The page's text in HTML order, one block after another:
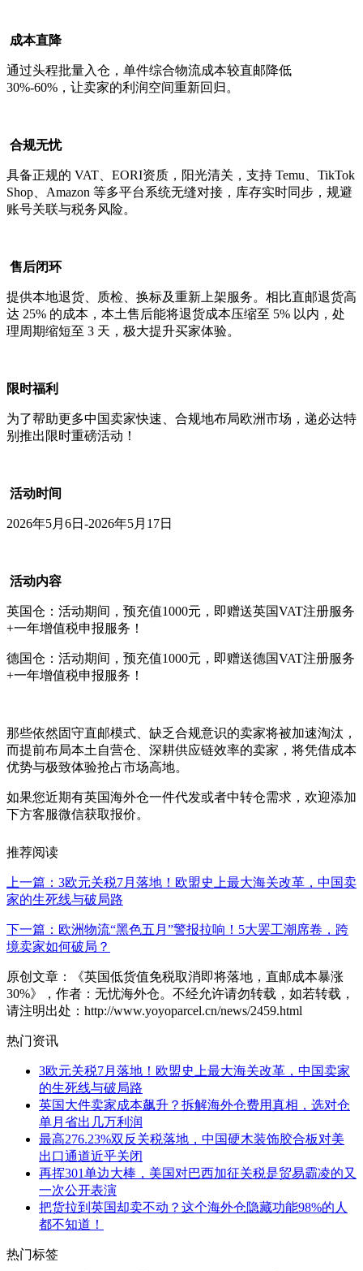
成本直降
通过头程批量入仓，单件综合物流成本较直邮降低
30%-60%，让卖家的利润空间重新回归。
合规无忧
具备正规的 VAT、EORI资质，阳光清关，支持 Temu、TikTok
Shop、Amazon 等多平台系统无缝对接，库存实时同步，规避
账号关联与税务风险。
售后闭环
提供本地退货、质检、换标及重新上架服务。相比直邮退货高
达 25% 的成本，本土售后能将退货成本压缩至 5% 以内，处
理周期缩短至 3 天，极大提升买家体验。
限时福利
为了帮助更多中国卖家快速、合规地布局欧洲市场，递必达特
别推出限时重磅活动！
活动时间
2026年5月6日-2026年5月17日
活动内容
英国仓：活动期间，预充值1000元，即赠送英国VAT注册服务
+一年增值税申报服务！
德国仓：活动期间，预充值1000元，即赠送德国VAT注册服务
+一年增值税申报服务！
那些依然固守直邮模式、缺乏合规意识的卖家将被加速淘汰，
而提前布局本土自营仓、深耕供应链效率的卖家，将凭借成本
优势与极致体验抢占市场高地。
如果您近期有英国海外仓一件代发或者中转仓需求，欢迎添加
下方客服微信获取报价。
推荐阅读
上一篇：3欧元关税7月落地！欧盟史上最大海关改革，中国卖
家的生死线与破局路
下一篇：欧洲物流“黑色五月”警报拉响！5大罢工潮席卷，跨
境卖家如何破局？
原创文章：《英国低货值免税取消即将落地，直邮成本暴涨
30%》，作者：无忧海外仓。不经允许请勿转载，如若转载，
请注明出处：http://www.yoyoparcel.cn/news/2459.html
热门资讯
3欧元关税7月落地！欧盟史上最大海关改革，中国卖家
的生死线与破局路
英国大件卖家成本飙升？拆解海外仓费用真相，选对仓
单月省出几万利润
最高276.23%双反关税落地，中国硬木装饰胶合板对美
出口通道近乎关闭
再挥301单边大棒，美国对巴西加征关税是贸易霸凌的又
一次公开表演
把货拉到英国却卖不动？这个海外仓隐藏功能98%的人
都不知道！
热门标签